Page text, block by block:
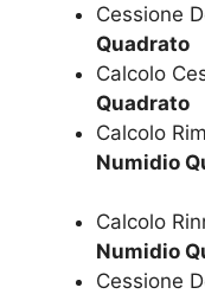
Cessione
Quadrato
Calcolo
Quadrato
Calcolo
Numidio
Calcolo
Numidio
Cessione